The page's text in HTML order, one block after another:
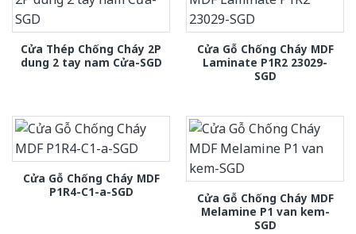
Cửa Thép Chống Cháy 2P
dung 2 tay nam Cửa-SGD
Cửa Gỗ Chống Cháy MDF
Laminate P1R2 23029-
SGD
Cửa Gỗ Chống Cháy MDF
P1R4-C1-a-SGD
Cửa Gỗ Chống Cháy MDF
Melamine P1 van kem-
SGD